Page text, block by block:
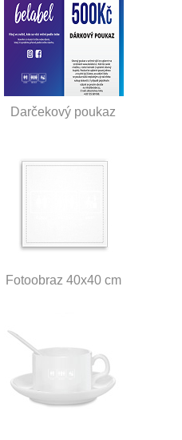
Darčekový poukaz
Fotoobraz 40x40 cm